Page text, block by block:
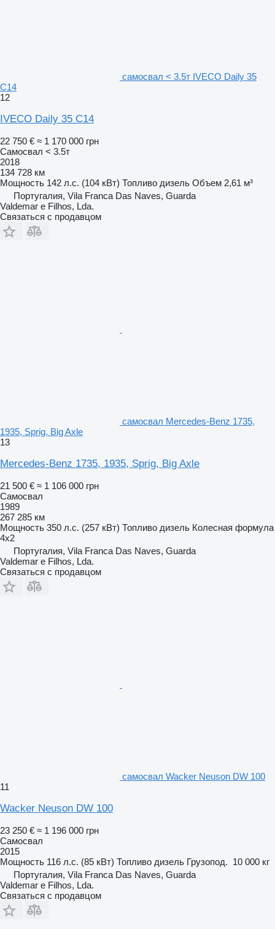
самосвал < 3.5т IVECO Daily 35
C14
12
IVECO Daily 35 C14
22 750 € ≈ 1 170 000 грн
Самосвал < 3.5т
2018
134 728 км
Мощность 142 л.с. (104 кВт) Топливо дизель Объем 2,61 м³
Португалия, Vila Franca Das Naves, Guarda
Valdemar e Filhos, Lda.
Связаться с продавцом
самосвал Mercedes-Benz 1735,
1935, Sprig, Big Axle
13
Mercedes-Benz 1735, 1935, Sprig, Big Axle
21 500 € ≈ 1 106 000 грн
Самосвал
1989
267 285 км
Мощность 350 л.с. (257 кВт) Топливо дизель Колесная формула
4x2
Португалия, Vila Franca Das Naves, Guarda
Valdemar e Filhos, Lda.
Связаться с продавцом
самосвал Wacker Neuson DW 100
11
Wacker Neuson DW 100
23 250 € ≈ 1 196 000 грн
Самосвал
2015
Мощность 116 л.с. (85 кВт) Топливо дизель Грузопод. 10 000 кг
Португалия, Vila Franca Das Naves, Guarda
Valdemar e Filhos, Lda.
Связаться с продавцом